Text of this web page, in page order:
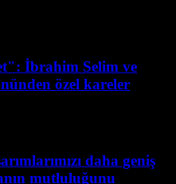
İbrahim Selim ve
özel kareler
daha geniş
mutluluğunu